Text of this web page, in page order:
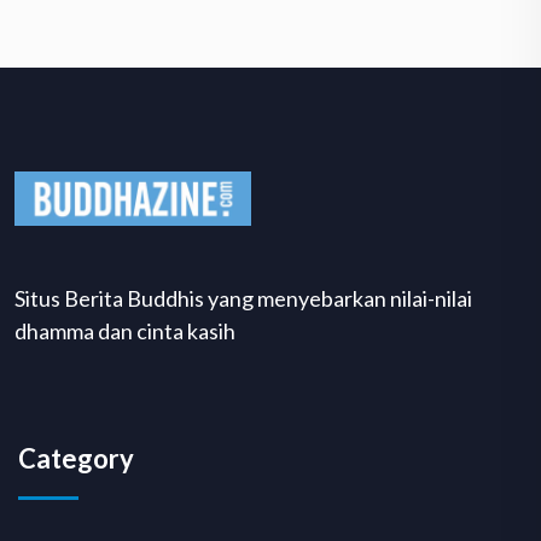
Situs Berita Buddhis yang menyebarkan nilai-nilai
dhamma dan cinta kasih
Category